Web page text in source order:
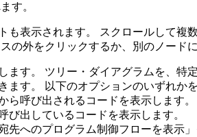
す。
表示されます。 スクロールして
の外をクリックするか、別のノード
す。 ツリー・ダイアグラムを、
す。 以下のオプションのいずれか
ら呼び出されるコードを表示します。
び出しているコードを表示します。
先へのプログラム制御フローを表示」